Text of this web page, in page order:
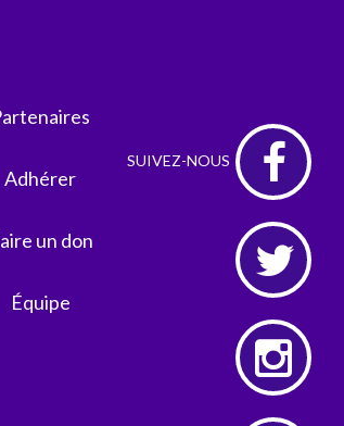
Adhérer
un don
Équipe